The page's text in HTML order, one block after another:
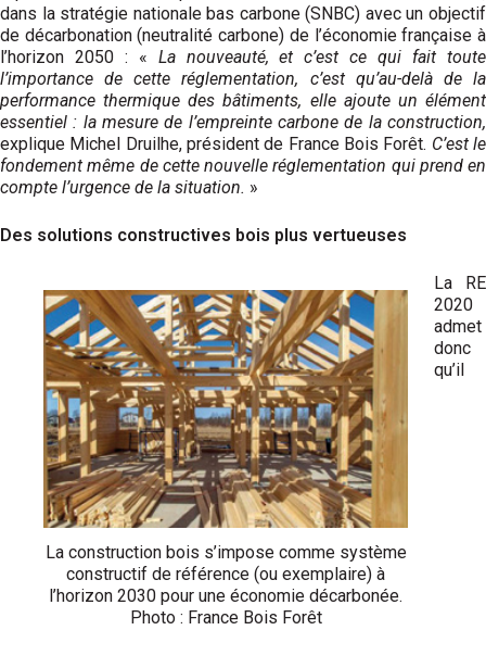
dans la stratégie nationale bas carbone (SNBC) avec un objectif
de décarbonation (neutralité carbone) de l’économie française à
l’horizon 2050 : « La nouveauté, et c’est ce qui fait toute
l’importance de cette réglementation, c’est qu’au-delà de la
performance thermique des bâtiments, elle ajoute un élément
essentiel : la mesure de l’empreinte carbone de la construction,
explique Michel Druilhe, président de France Bois Forêt. C’est le
fondement même de cette nouvelle réglementation qui prend en
compte l’urgence de la situation. »
Des solutions constructives bois plus vertueuses
La construction bois s’impose comme système
constructif de référence (ou exemplaire) à
l’horizon 2030 pour une économie décarbonée.
Photo : France Bois Forêt
La RE
2020
admet
donc
qu’il